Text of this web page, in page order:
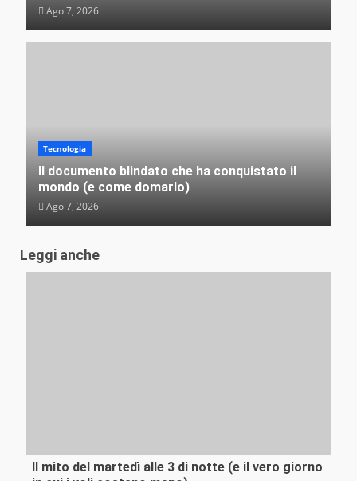
Ago 7, 2026
Tecnologia
Il documento blindato che ha conquistato il
mondo (e come domarlo)
Ago 7, 2026
Leggi anche
Curiosità
Il mito del martedì alle 3 di notte (e il vero giorno